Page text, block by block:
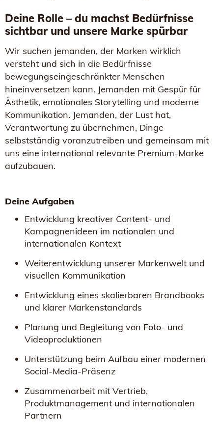
Deine Rolle – du machst Bedürfnisse
sichtbar und unsere Marke spürbar
Wir suchen jemanden, der Marken wirklich
versteht und sich in die Bedürfnisse
bewegungseingeschränkter Menschen
hineinversetzen kann. Jemanden mit Gespür für
Ästhetik, emotionales Storytelling und moderne
Kommunikation. Jemanden, der Lust hat,
Verantwortung zu übernehmen, Dinge
selbstständig voranzutreiben und gemeinsam mit
uns eine international relevante Premium-Marke
aufzubauen.
Deine Aufgaben
Entwicklung kreativer Content- und
Kampagnenideen im nationalen und
internationalen Kontext
Weiterentwicklung unserer Markenwelt und
visuellen Kommunikation
Entwicklung eines skalierbaren Brandbooks
und klarer Markenstandards
Planung und Begleitung von Foto- und
Videoproduktionen
Unterstützung beim Aufbau einer modernen
Social-Media-Präsenz
Zusammenarbeit mit Vertrieb,
Produktmanagement und internationalen
Partnern